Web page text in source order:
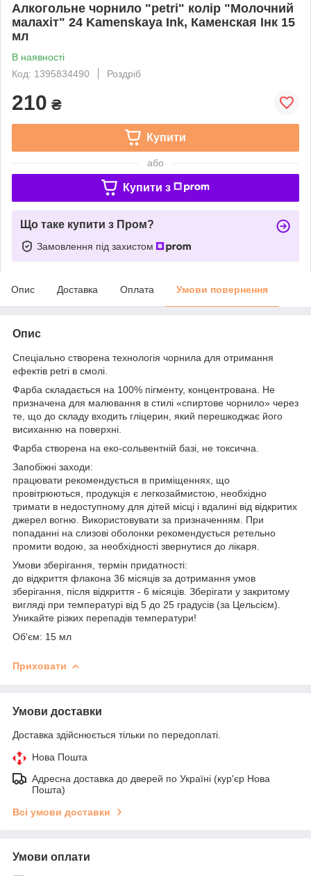
Алкогольне чорнило "petri" колір "Молочний
малахіт" 24 Kamenskaya Ink, Каменская Інк 15
мл
В наявності
Код: 1395834490
Роздріб
210 ₴
Купити
або
Купити з
Що таке купити з Пром?
Замовлення під захистом
Опис Доставка Оплата Умови повернення
Опис
Спеціально створена технологія чорнила для отримання
ефектів petri в смолі.
Фарба складається на 100% пігменту, концентрована. Не
призначена для малювання в стилі «спиртове чорнило» через
те, що до складу входить гліцерин, який перешкоджає його
висиханню на поверхні.
Фарба створена на еко-сольвентній базі, не токсична.
Запобіжні заходи:
працювати рекомендується в приміщеннях, що
провітрюються, продукція є легкозаймистою, необхідно
тримати в недоступному для дітей місці і вдалині від відкритих
джерел вогню. Використовувати за призначенням. При
попаданні на слизові оболонки рекомендується ретельно
промити водою, за необхідності звернутися до лікаря.
Умови зберігання, термін придатності:
до відкриття флакона 36 місяців за дотримання умов
зберігання, після відкриття - 6 місяців. Зберігати у закритому
вигляді при температурі від 5 до 25 градусів (за Цельсієм).
Уникайте різких перепадів температури!
Об'єм: 15 мл
Приховати
Умови доставки
Доставка здійснюється тільки по передоплаті.
Нова Пошта
Адресна доставка до дверей по Україні (кур'єр Нова
Пошта)
Всі умови доставки
Умови оплати